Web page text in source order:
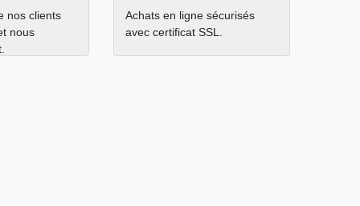
nos clients
nous
Achats en ligne sécurisés
avec certificat SSL.